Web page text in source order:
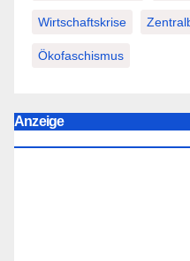
Wirtschaftskrise
Ökofaschismus
Anzeige